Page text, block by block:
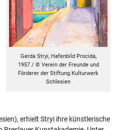
Gerda Stryi, Hafenbild Procida,
1957 / © Verein der Freunde und
Förderer der Stiftung Kulturwerk
Schlesien
erhielt Stryi ihre künstlerische